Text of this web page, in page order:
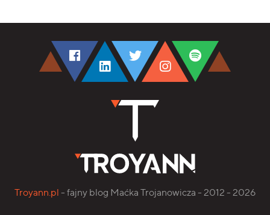
Troyann.pl - fajny blog Maćka Trojanowicza - 2012 - 2026